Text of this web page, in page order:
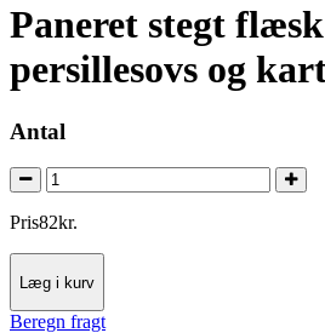
Paneret stegt
persillesovs og
Antal
Pris82kr.
Læg i kurv
Beregn fragt